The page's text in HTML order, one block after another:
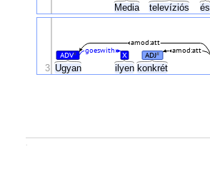
Media televíziós és
Ugyan ilyen konkrét
ADV# X ADJ#
goeswith amod:att
amod:att
3
.